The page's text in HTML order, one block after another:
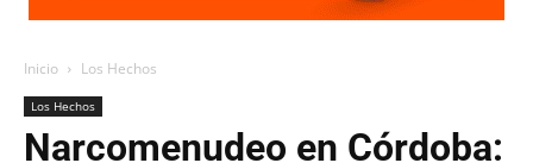
Inicio Los Hechos
Los Hechos
Narcomenudeo en Córdoba: